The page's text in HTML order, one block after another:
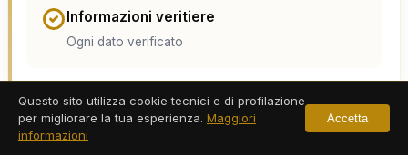
Informazioni veritiere
Ogni dato verificato
Copertura: Detective Privato a Genova e
Questo sito utilizza cookie tecnici e di profilazione
per migliorare la tua esperienza. Maggiori
informazioni
Accetta